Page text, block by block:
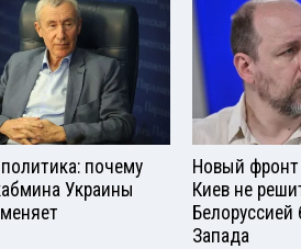
почему
Украины
Новый
Киев не
Запада